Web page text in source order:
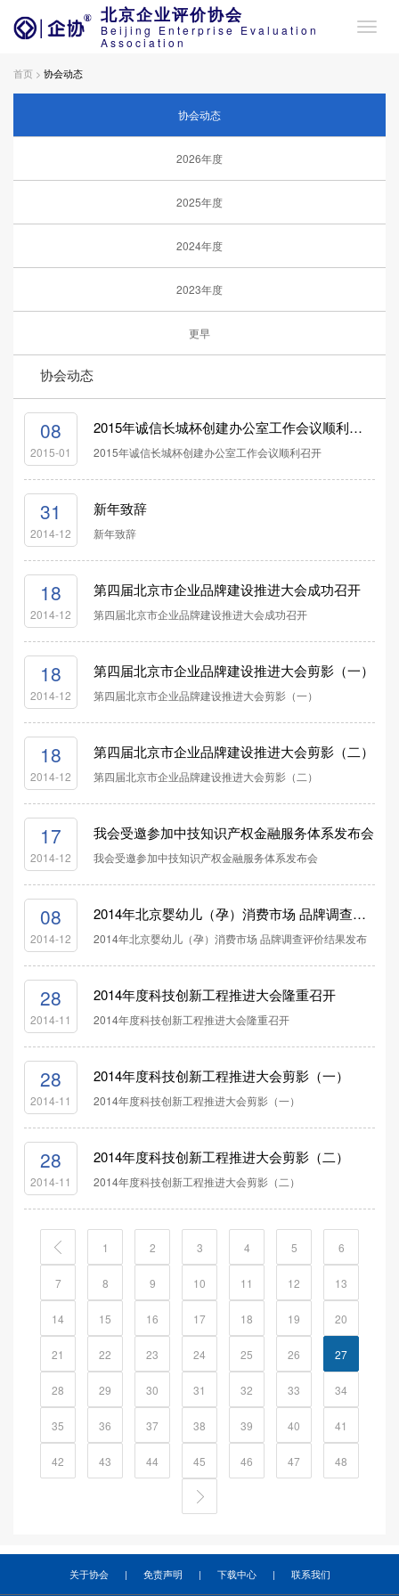
北京企业评价协会
Beijing Enterprise Evaluation
Association
首页 > 协会动态
协会动态
2026年度
2025年度
2024年度
2023年度
更早
协会动态
08
2015-01
2015年诚信长城杯创建办公室工作会议顺利召开
2015年诚信长城杯创建办公室工作会议顺利召开
31
2014-12
新年致辞
新年致辞
18
2014-12
第四届北京市企业品牌建设推进大会成功召开
第四届北京市企业品牌建设推进大会成功召开
18
2014-12
第四届北京市企业品牌建设推进大会剪影（一）
第四届北京市企业品牌建设推进大会剪影（一）
18
2014-12
第四届北京市企业品牌建设推进大会剪影（二）
第四届北京市企业品牌建设推进大会剪影（二）
17
2014-12
我会受邀参加中技知识产权金融服务体系发布会
我会受邀参加中技知识产权金融服务体系发布会
08
2014-12
2014年北京婴幼儿（孕）消费市场 品牌调查评价结果发布
2014年北京婴幼儿（孕）消费市场 品牌调查评价结果发布
28
2014-11
2014年度科技创新工程推进大会隆重召开
2014年度科技创新工程推进大会隆重召开
28
2014-11
2014年度科技创新工程推进大会剪影（一）
2014年度科技创新工程推进大会剪影（一）
28
2014-11
2014年度科技创新工程推进大会剪影（二）
2014年度科技创新工程推进大会剪影（二）
1 2 3 4 5 6
7 8 9 10 11 12 13
14 15 16 17 18 19 20
21 22 23 24 25 26 27
28 29 30 31 32 33 34
35 36 37 38 39 40 41
42 43 44 45 46 47 48
关于协会 | 免责声明 | 下载中心 | 联系我们